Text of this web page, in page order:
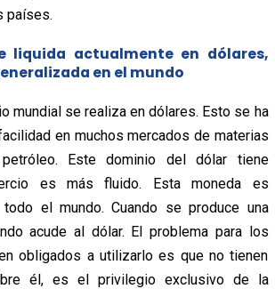
países.
liquida actualmente en dólares,
en el mundo
mundial se realiza en dólares. Esto se ha
en muchos mercados de materias
Este dominio del dólar tiene
es más fluido. Esta moneda es
todo el mundo. Cuando se produce una
acude al dólar. El problema para los
obligados a utilizarlo es que no tienen
él, es el privilegio exclusivo de la